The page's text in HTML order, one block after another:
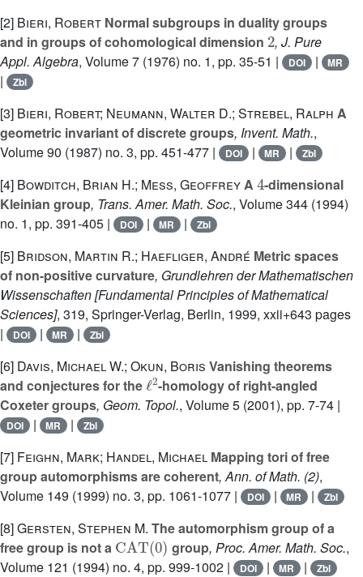
[2] Bieri, Robert Normal subgroups in duality groups
and in groups of cohomological dimension
2
, J. Pure
Appl. Algebra, Volume 7 (1976) no. 1, pp. 35-51 | DOI | MR
| Zbl
[3] Bieri, Robert; Neumann, Walter D.; Strebel, Ralph A
geometric invariant of discrete groups, Invent. Math.,
Volume 90 (1987) no. 3, pp. 451-477 | DOI | MR | Zbl
[4] Bowditch, Brian H.; Mess, GeoffreyA
-dimensional
Kleinian group, Trans. Amer. Math. Soc., Volume 344 (1994)
no. 1, pp. 391-405 |
DOI | MR | Zbl
[5] Bridson, Martin R.; Haefliger, André Metric spaces
of non-positive curvature, Grundlehren der Mathematischen
Wissenschaften [Fundamental Principles of Mathematical
Sciences], 319, Springer-Verlag, Berlin, 1999, xxii+643 pages
|
DOI | MR | Zbl
[6] Davis, Michael W.; Okun, Boris Vanishing theorems
and conjectures for the
ℓ2
-homology of right-angled
Coxeter groups, Geom. Topol., Volume 5 (2001), pp. 7-74 |
DOI | MR | Zbl
[7] Feighn, Mark; Handel, Michael Mapping tori of free
group automorphisms are coherent, Ann. of Math. (2),
Volume 149 (1999) no. 3, pp. 1061-1077 | DOI | MR | Zbl
[8]Gersten, Stephen M. The automorphism group of a
free group is not a
CAT( 0)
group, Proc. Amer. Math. Soc.,
Volume 121 (1994) no. 4, pp. 999-1002 | DOI | MR | Zbl